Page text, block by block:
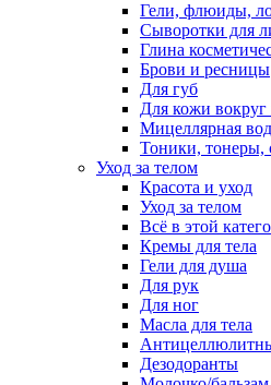
Гели, флюиды,
Сыворотки для
Глина
Брови и ресницы
Для губ
Для кожи вокруг
Мицеллярная
Тоники, тонеры,
Уход за телом
Красота и уход
Уход за телом
Всё в этой
Кремы для тела
Гели для душа
Для рук
Для ног
Масла для тела
Дезодоранты